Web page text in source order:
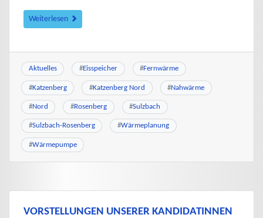
Weiterlesen
Aktuelles #Eisspeicher #Fernwärme
#Katzenberg #Katzenberg Nord #Nahwärme
#Nord #Rosenberg #Sulzbach
#Sulzbach-Rosenberg #Wärmeplanung
#Wärmepumpe
VORSTELLUNGEN UNSERER KANDIDATINNEN